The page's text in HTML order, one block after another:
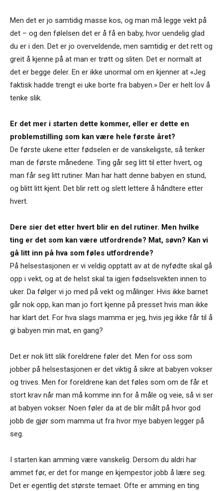
Men det er jo samtidig masse kos, og man må legge vekt på
det – og den følelsen det er å få en baby, hvor uendelig glad
du er i den. Det er jo overveldende, men samtidig er det rett og
greit å kjenne på at man er trøtt og sliten. Det er normalt at
det er begge deler. En er ikke unormal om en kjenner at «Jeg
faktisk hadde trengt ei uke borte fra babyen.» Der er helt lov å
tenke slik.
Er det mer i starten dette kommer, eller er dette en
problemstilling som kan være hele første året?
De første ukene etter fødselen er de vanskeligste, så tenker
man de første månedene. Ting går seg litt til etter hvert, og
man får seg litt rutiner. Man har hatt denne babyen en stund,
og blitt litt kjent. Det blir rett og slett lettere å håndtere etter
hvert.
Dere sier det etter hvert blir en del rutiner. Men hvilke
ting er det som kan være utfordrende? Mat, søvn? Kan vi
gå litt inn på hva som føles utfordrende?
På helsestasjonen er vi veldig opptatt av at de nyfødte skal gå
opp i vekt, og at de helst skal ta igjen fødselsvekten innen to
uker. Da følger vi jo med på vekt og målinger. Hvis ikke barnet
går nok opp, kan man jo fort kjenne på presset hvis man ikke
har klart det. For hva slags mamma er jeg, hvis jeg ikke får til å
gi babyen min mat, en gang?
Det er nok litt slik foreldrene føler det. Men for oss som
jobber på helsestasjonen er det viktig å sikre at babyen vokser
og trives. Men for foreldrene kan det føles som om de får et
stort krav når man må komme inn for å måle og veie, så vi ser
at babyen vokser. Noen føler da at de blir målt på hvor god
jobb de gjør som mamma ut fra hvor mye babyen legger på
seg.
I starten kan amming være vanskelig. Dersom du aldri har
ammet før, er det for mange en kjempestor jobb å lære seg.
Det er egentlig det største temaet. Ofte er amming en ting